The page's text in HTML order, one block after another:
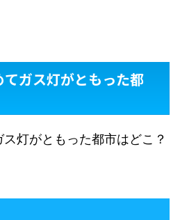
ガス灯がともった都
灯がともった都市はどこ？